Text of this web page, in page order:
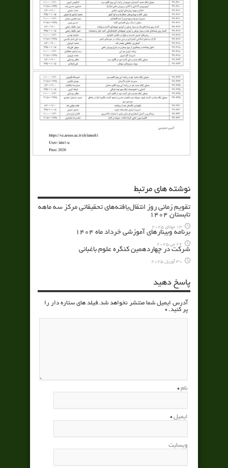
نوشته های مرتبط
تقویم زمانی روز انتقال‌یافته‌های تحقیقاتی مرکز سه ماهه
تابستان 1404
13 جولای 2025
برنامه وبینارهای آموزشی خرداد ماه 1404
26 می 2025
شرکت در چهاردهمین کنگره علوم باغبانی
30 آوریل 2025
پاسخ دهید
آدرس ایمیل شما منتشر نخواهد شد.فیلد های ستاره دار را
پر کنید.*
نام *
ایمیل *
وبسایت